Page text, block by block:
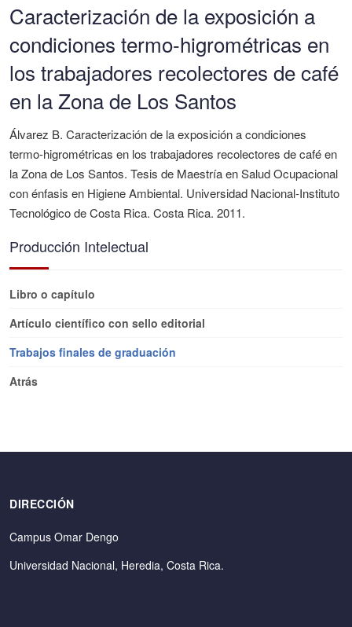
Caracterización de la exposición a
condiciones termo-higrométricas en
los trabajadores recolectores de café
en la Zona de Los Santos
Álvarez B. Caracterización de la exposición a condiciones
termo-higrométricas en los trabajadores recolectores de café en
la Zona de Los Santos. Tesis de Maestría en Salud Ocupacional
con énfasis en Higiene Ambiental. Universidad Nacional-Instituto
Tecnológico de Costa Rica. Costa Rica. 2011.
Producción Intelectual
Libro o capítulo
Artículo científico con sello editorial
Trabajos finales de graduación
Atrás
DIRECCIÓN
Campus Omar Dengo
Universidad Nacional, Heredia, Costa Rica.